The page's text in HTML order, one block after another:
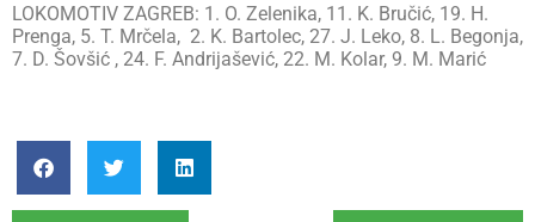
LOKOMOTIV ZAGREB: 1. O. Zelenika, 11. K. Bručić, 19. H.
Prenga, 5. T. Mrčela, 2. K. Bartolec, 27. J. Leko, 8. L. Begonja,
7. D. Šovšić , 24. F. Andrijašević, 22. M. Kolar, 9. M. Marić